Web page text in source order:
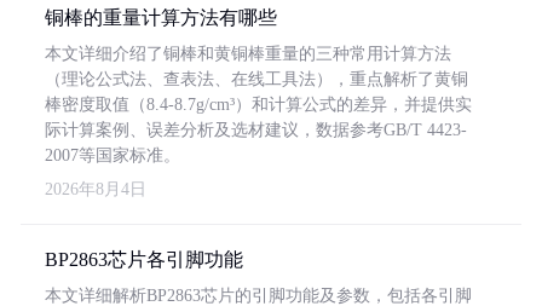
铜棒的重量计算方法有哪些
本文详细介绍了铜棒和黄铜棒重量的三种常用计算方法
（理论公式法、查表法、在线工具法），重点解析了黄铜
棒密度取值（8.4-8.7g/cm³）和计算公式的差异，并提供实
际计算案例、误差分析及选材建议，数据参考GB/T 4423-
2007等国家标准。
2026年8月4日
BP2863芯片各引脚功能
本文详细解析BP2863芯片的引脚功能及参数，包括各引脚